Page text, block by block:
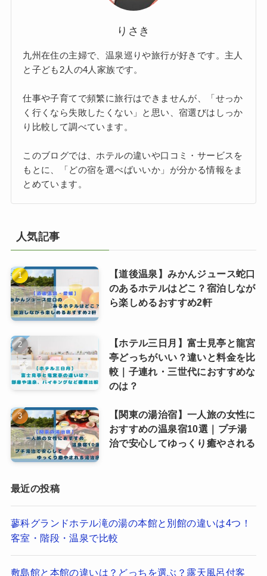
りさき
九州在住の主婦で、温泉巡りや旅行が好きです。主人
と子ども2人の4人家族です。
仕事や子育てで頻繁に旅行はできませんが、「せっか
く行くなら失敗したくない」と思い、宿選びはしっか
り比較して調べています。
このブログでは、ホテルの違いや口コミ・サービスを
もとに、「どの宿を選べばいいか」が分かる情報をま
とめています。
人気記事
【道後温泉】みかんジュース蛇口
のあるホテルはどこ？宿泊しなが
ら楽しめるおすすめ2軒
【ホテル三日月】富士見亭と龍宮
亭どっちがいい？違いと料金を比
較｜子連れ・三世代におすすめな
のは？
【関東の湯治宿】一人旅の女性に
おすすめの温泉宿10選｜プチ湯
治で安心してゆっくり癒やされる
最近の投稿
蓼科グランドホテル滝の湯の本館と別館の違いは4つ！
客室・階段・温泉で比較
敷島館と本館の違いは？どっちを選ぶ？露天風呂付客